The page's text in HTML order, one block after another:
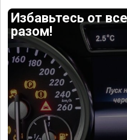
Избавьтесь от
разом!